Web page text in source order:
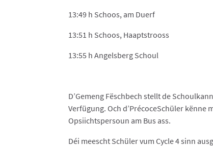
13:49 h Schoos, am Duerf
13:51 h Schoos, Haaptstrooss
13:55 h Angelsberg Schoul
D’Gemeng Fëschbech stellt de
Verfügung. Och d’PrécoceSchüler
Opsiichtspersoun am Bus ass.
Déi meescht Schüler vum Cycle 4 sinn